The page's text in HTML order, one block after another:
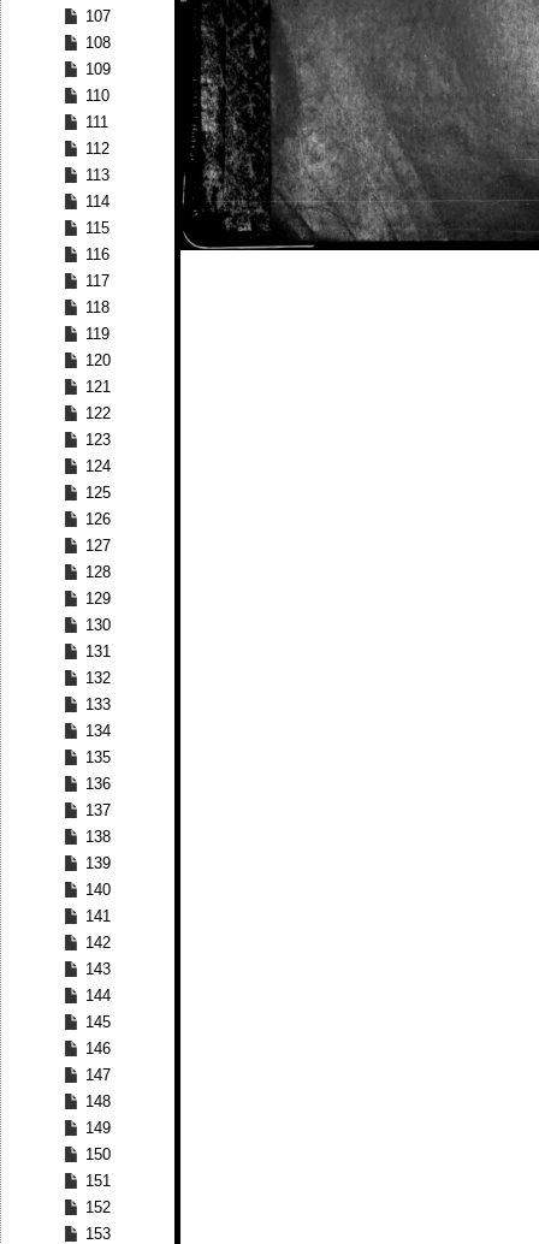
107
108
109
110
111
112
113
114
115
116
117
118
119
120
121
122
123
124
125
126
127
128
129
130
131
132
133
134
135
136
137
138
139
140
141
142
143
144
145
146
147
148
149
150
151
152
153